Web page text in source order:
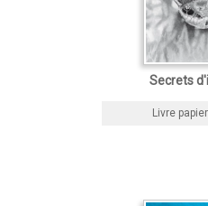
Secrets
Livre papier